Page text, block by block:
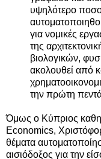
υψηλότερο
για νομικές
της
βιολογικών,
ακολουθεί από
την πρώτη
Όμως ο Κύπριος
Economics,
θέματα
αισιόδοξος για την